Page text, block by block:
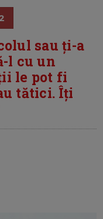
2
sau ți-a
l cu un
le pot fi
tătici. Îți